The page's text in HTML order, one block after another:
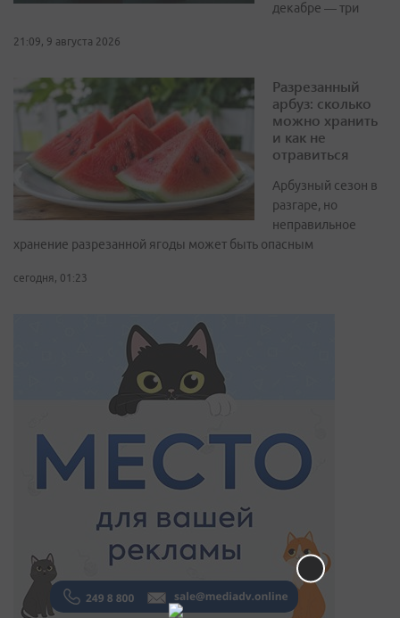
декабре — три
21:09, 9 августа 2026
Разрезанный
арбуз: сколько
можно хранить
и как не
отравиться
Арбузный сезон в
разгаре, но
неправильное
хранение разрезанной ягоды может быть опасным
сегодня, 01:23